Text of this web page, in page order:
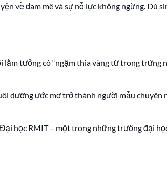
về đam mê và sự nỗ lực không ngừng. Dù
tưởng cô “ngậm thìa vàng từ trong trứng
dưỡng ước mơ trở thành người mẫu chuyên
học RMIT – một trong những trường đại